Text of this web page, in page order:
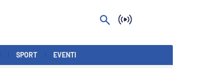
SPORT EVENTI